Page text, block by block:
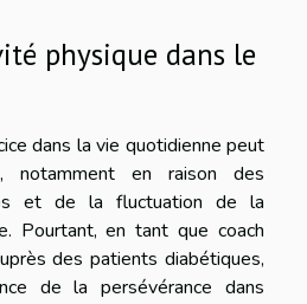
physique dans le
dans la vie quotidienne peut
notamment en raison des
et de la fluctuation de la
Pourtant, en tant que coach
des patients diabétiques,
de la persévérance dans